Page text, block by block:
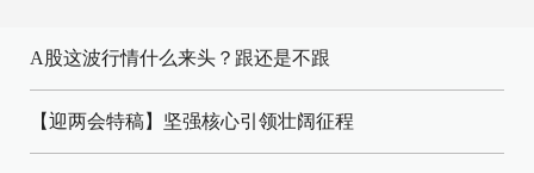
A股这波行情什么来头？跟还是不跟
【迎两会特稿】坚强核心引领壮阔征程